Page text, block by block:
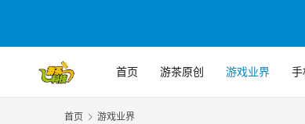
首页 游茶原创 游戏业界
首页 游戏业界